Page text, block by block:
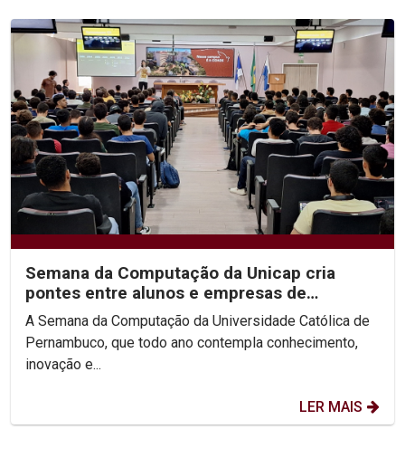
Semana da Computação da Unicap cria
pontes entre alunos e empresas de
tecnologia
A Semana da Computação da Universidade Católica de
Pernambuco, que todo ano contempla conhecimento,
inovação e...
LER MAIS